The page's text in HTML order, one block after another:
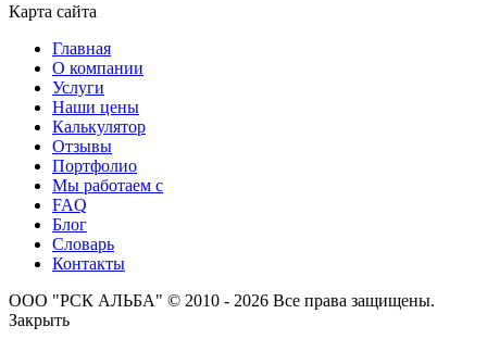
Карта сайта
Главная
О компании
Услуги
Наши цены
Калькулятор
Отзывы
Портфолио
Мы работаем с
FAQ
Блог
Словарь
Контакты
ООО "РСК АЛЬБА" © 2010 - 2026 Все права защищены.
Закрыть